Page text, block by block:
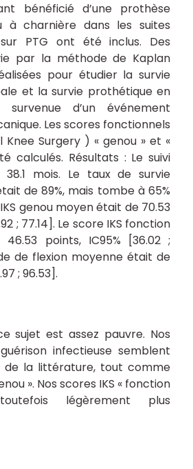
bénéficié d’une prothèse
à charnière dans les suites
PTG ont été inclus. Des
par la méthode de Kaplan
pour étudier la survie
et la survie prothétique en
d’un événement
Les scores fonctionnels
Knee Surgery ) « genou » et «
calculés. Résultats : Le suivi
mois. Le taux de survie
de 89%, mais tombe à 65%
genou moyen était de 70.53
; 77.14]. Le score IKS fonction
points, IC95% [36.02 ;
de flexion moyenne était de
; 96.53].
sujet est assez pauvre. Nos
infectieuse semblent
de la littérature, tout comme
». Nos scores IKS « fonction
légèrement plus